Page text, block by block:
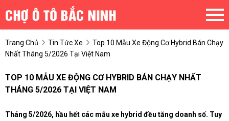
Trang Chủ Tin Tức Xe
Top 10 Mẫu Xe Động Cơ Hybrid Bán Chạy
Nhất Tháng 5/2026 Tại Việt Nam
TOP 10 MẪU XE ĐỘNG CƠ HYBRID BÁN CHẠY NHẤT
THÁNG 5/2026 TẠI VIỆT NAM
Tháng 5/2026, hầu hết các mẫu xe hybrid đều tăng doanh số. Tuy